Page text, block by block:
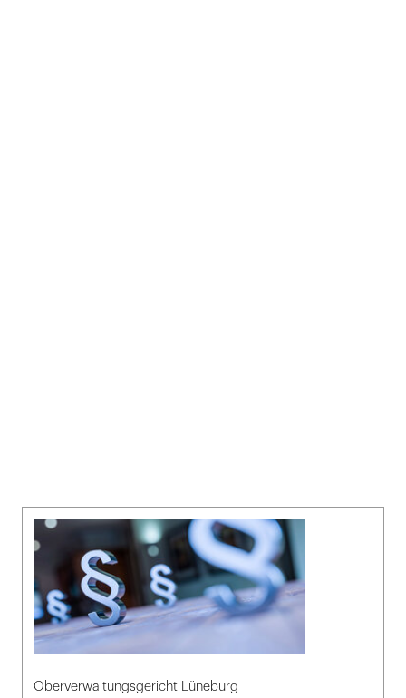
Oberverwaltungsgericht Lüneburg